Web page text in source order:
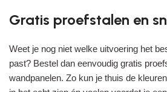
Gratis proefstalen en
Weet je nog niet welke uitvoering het
past? Bestel dan eenvoudig gratis
wandpanelen. Zo kun je thuis de